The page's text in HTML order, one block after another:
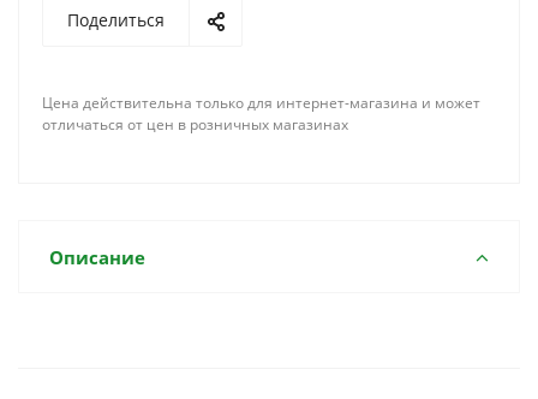
Поделиться
Цена действительна только для интернет-магазина и может
отличаться от цен в розничных магазинах
Описание